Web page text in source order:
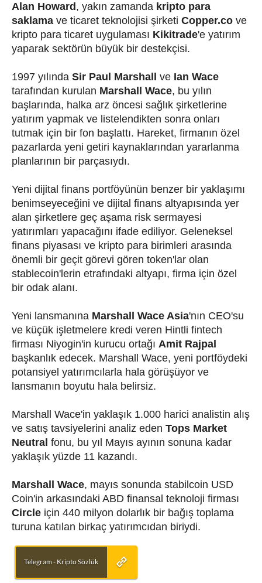
Alan Howard , yakın zamanda kripto para
saklama ve ticaret teknolojisi şirketi Copper.co ve
kripto para ticaret uygulaması Kikitrade'e yatırım
yaparak sektörün büyük bir destekçisi.
1997 yılında Sir Paul Marshall ve Ian Wace
tarafından kurulan Marshall Wace, bu yılın
başlarında, halka arz öncesi sağlık şirketlerine
yatırım yapmak ve listelendikten sonra onları
tutmak için bir fon başlattı. Hareket, firmanın özel
pazarlarda yeni getiri kaynaklarından yararlanma
planlarının bir parçasıydı.
Yeni dijital finans portföyünün benzer bir yaklaşımı
benimseyeceğini ve dijital finans altyapısında yer
alan şirketlere geç aşama risk sermayesi
yatırımları yapacağını ifade ediliyor. Geleneksel
finans piyasası ve kripto para birimleri arasında
önemli bir geçit görevi gören token'lar olan
stablecoin'lerin etrafındaki altyapı, firma için özel
bir odak alanı.
Yeni lansmanına Marshall Wace Asia'nın CEO'su
ve küçük işletmelere kredi veren Hintli fintech
firması Niyogin'in kurucu ortağı Amit Rajpal
başkanlık edecek. Marshall Wace, yeni portföydeki
potansiyel yatırımcılarla hala görüşüyor ve
lansmanın boyutu hala belirsiz.
Marshall Wace'in yaklaşık 1.000 harici analistin alış
ve satış tavsiyelerini analiz eden Tops Market
Neutral fonu, bu yıl Mayıs ayının sonuna kadar
yaklaşık yüzde 11 kazandı.
Marshall Wace, mayıs sonunda stabilcoin USD
Coin'in arkasındaki ABD finansal teknoloji firması
Circle için 440 milyon dolarlık bir bağış toplama
turuna katılan birkaç yatırımcıdan biriydi.
Telegram - Kripto Sözlük